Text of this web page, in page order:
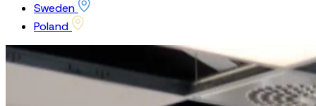
Sweden
Poland